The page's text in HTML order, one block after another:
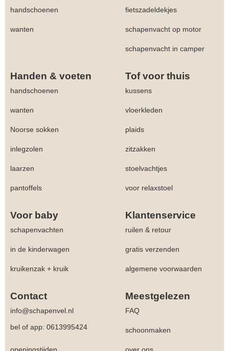
handschoenen fietszadeldekjes
wanten schapenvacht op motor
schapenvacht in camper
Handen & voeten Tof voor thuis
handschoenen kussens
wanten vloerkleden
Noorse sokken plaids
inlegzolen zitzakken
laarzen stoelvachtjes
pantoffels voor relaxstoel
Voor baby Klantenservice
schapenvachten ruilen & retour
in de kinderwagen gratis verzenden
kruikenzak + kruik algemene voorwaarden
Contact Meestgelezen
info@schapenvel.nl
FAQ
bel of app: 0613995424
schoonmaken